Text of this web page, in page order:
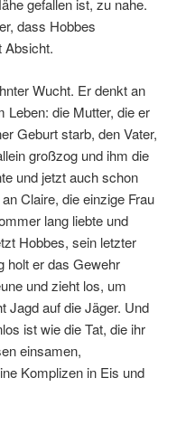
is a stunning
up, wrapped in a
were best friends. But
to her and disappeared
made of ice. Now it’s
by Hans Christian
is a
day America, a
and a heartbreaking
much a choice as it is
in her one-of-a-kind
fifty years of children’s
timeless. Hazel’s
evolving friendship with
readers.